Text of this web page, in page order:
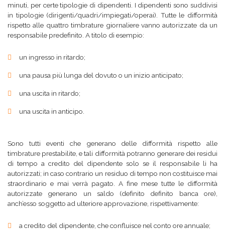
minuti, per certe tipologie di dipendenti. I dipendenti sono suddivisi
in tipologie (dirigenti/quadri/impiegati/operai). Tutte le difformità
rispetto alle quattro timbrature giornaliere vanno autorizzate da un
responsabile predefinito. A titolo di esempio:
un ingresso in ritardo;
una pausa più lunga del dovuto o un inizio anticipato;
una uscita in ritardo;
una uscita in anticipo.
Sono tutti eventi che generano delle difformità rispetto alle
timbrature prestabilite, e tali difformità potranno generare dei residui
di tempo a credito del dipendente solo se il responsabile li ha
autorizzati; in caso contrario un residuo di tempo non costituisce mai
straordinario e mai verrà pagato. A fine mese tutte le difformità
autorizzate generano un saldo (definito definito banca ore),
anch’esso soggetto ad ulteriore approvazione, rispettivamente:
a credito del dipendente, che confluisce nel conto ore annuale;